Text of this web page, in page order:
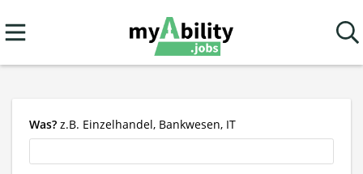
Was? z.B. Einzelhandel, Bankwesen, IT